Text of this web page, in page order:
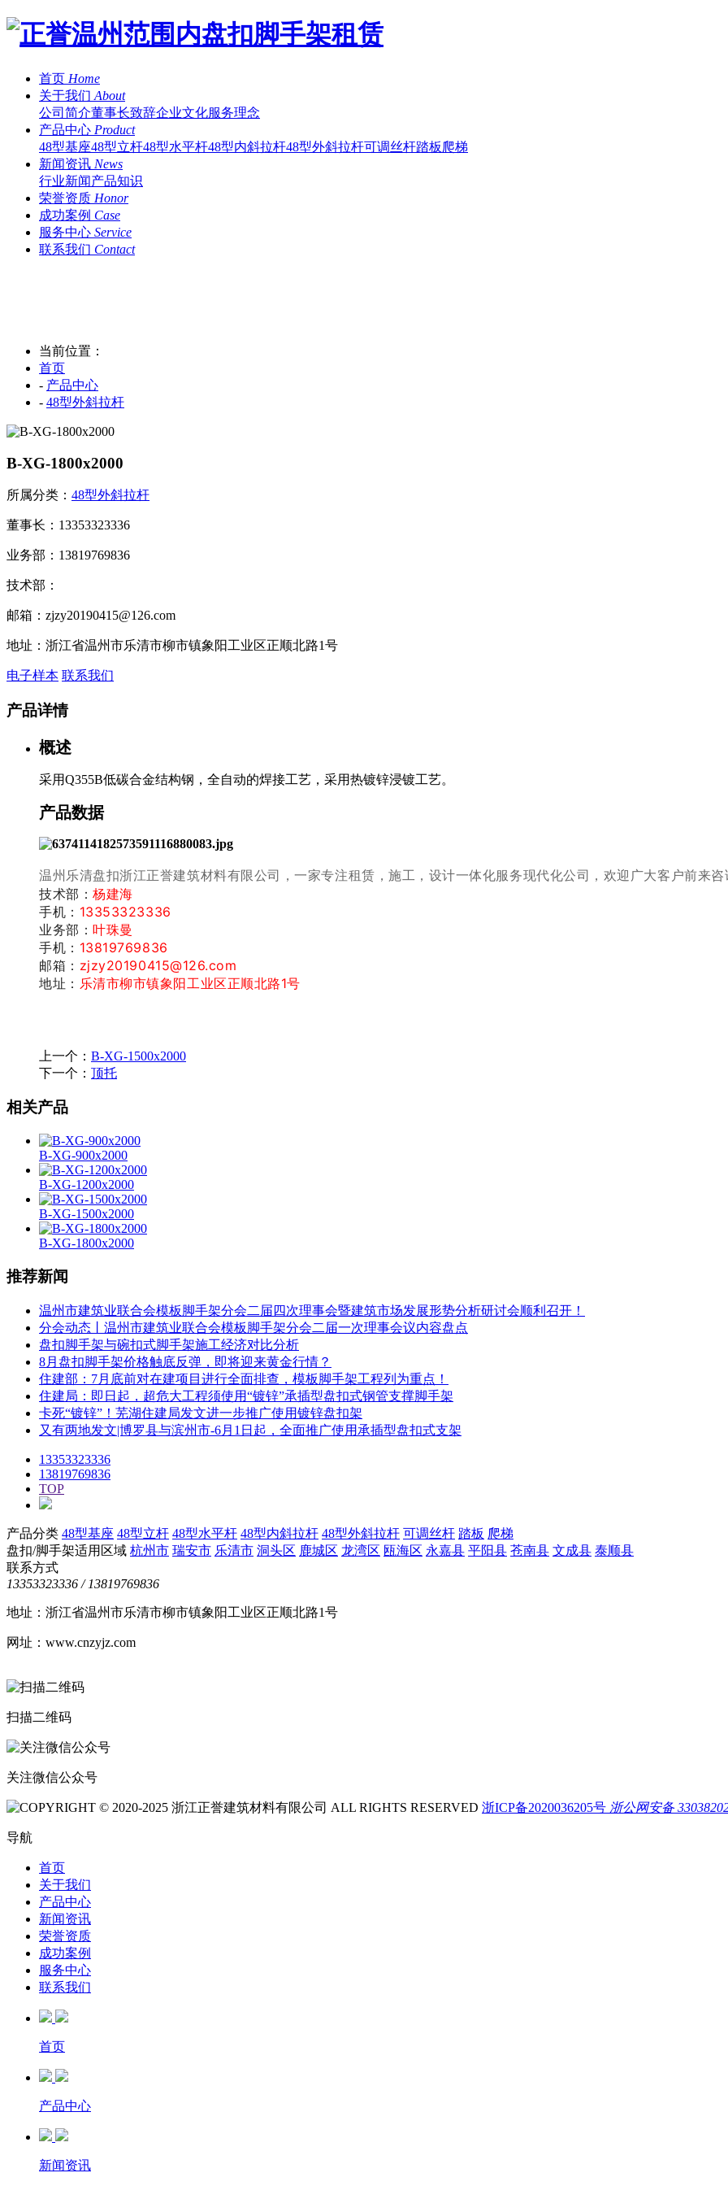
首页 Home
关于我们 About
公司简介董事长致辞企业文化服务理念
产品中心 Product
48型基座48型立杆48型水平杆48型内斜拉杆48型外斜拉杆可调丝杆踏板爬梯
新闻资讯 News
行业新闻产品知识
荣誉资质 Honor
成功案例 Case
服务中心 Service
联系我们 Contact
当前位置：
首页
- 产品中心
- 48型外斜拉杆
B-XG-1800x2000
所属分类： 48型外斜拉杆
董事长：13353323336
业务部：13819769836
技术部：
邮箱：zjzy20190415@126.com
地址：浙江省温州市乐清市柳市镇象阳工业区正顺北路1号
电子样本 联系我们
产品详情
概述
采用Q355B低碳合金结构钢，全自动的焊接工艺，采用热镀锌浸镀工艺。
产品数据
温州乐清盘扣浙江正誉建筑材料有限公司，一家专注租赁，施工，设计一体化服务现代化公司， 欢迎广大客户前来咨
技术部：杨建海
手机： 13353323336
业务部：叶珠曼
手机： 13819769836
邮箱： zjzy20190415@126.com
地址： 乐清市柳市镇象阳工业区正顺北路1号
上一个： B-XG-1500x2000
下一个： 顶托
相关产品
B-XG-900x2000
B-XG-1200x2000
B-XG-1500x2000
B-XG-1800x2000
推荐新闻
温州市建筑业联合会模板脚手架分会二届四次理事会暨建筑市场发展形势分析研讨会顺利召开！
分会动态丨温州市建筑业联合会模板脚手架分会二届一次理事会议内容盘点
盘扣脚手架与碗扣式脚手架施工经济对比分析
8月盘扣脚手架价格触底反弹，即将迎来黄金行情？
住建部：7月底前对在建项目进行全面排查，模板脚手架工程列为重点！
住建局：即日起，超危大工程须使用“镀锌”承插型盘扣式钢管支撑脚手架
卡死“镀锌”！芜湖住建局发文进一步推广使用镀锌盘扣架
又有两地发文|博罗县与滨州市-6月1日起，全面推广使用承插型盘扣式支架
13353323336
13819769836
TOP
产品分类 48型基座 48型立杆 48型水平杆 48型内斜拉杆 48型外斜拉杆 可调丝杆 踏板 爬梯
盘扣/脚手架适用区域 杭州市 瑞安市 乐清市 洞头区 鹿城区 龙湾区 瓯海区 永嘉县 平阳县 苍南县 文成县 泰顺县
联系方式
13353323336 / 13819769836
地址：浙江省温州市乐清市柳市镇象阳工业区正顺北路1号
网址：www.cnzyjz.com
扫描二维码
关注微信公众号
COPYRIGHT © 2020-2025 浙江正誉建筑材料有限公司 ALL RIGHTS RESERVED 浙ICP备2020036205号 浙公网安备
导航
首页
关于我们
产品中心
新闻资讯
荣誉资质
成功案例
服务中心
联系我们
首页
产品中心
新闻资讯